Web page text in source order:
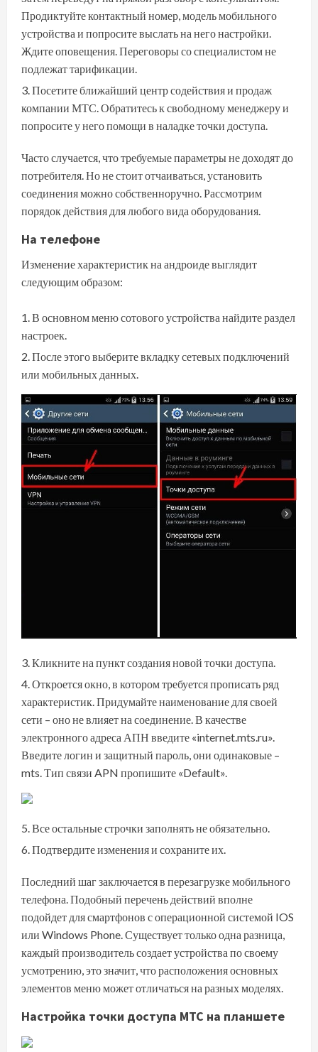
Продиктуйте контактный номер, модель мобильного
устройства и попросите выслать на него настройки.
Ждите оповещения. Переговоры со специалистом не
подлежат тарификации.
Посетите ближайший центр содействия и продаж
компании МТС. Обратитесь к свободному менеджеру и
попросите у него помощи в наладке точки доступа.
Часто случается, что требуемые параметры не доходят до
потребителя. Но не стоит отчаиваться, установить
соединения можно собственноручно. Рассмотрим
порядок действия для любого вида оборудования.
На телефоне
Изменение характеристик на андроиде выглядит
следующим образом:
В основном меню сотового устройства найдите раздел
настроек.
После этого выберите вкладку сетевых подключений
или мобильных данных.
Кликните на пункт создания новой точки доступа.
Откроется окно, в котором требуется прописать ряд
характеристик. Придумайте наименование для своей
сети – оно не влияет на соединение. В качестве
электронного адреса АПН введите «internet.mts.ru».
Введите логин и защитный пароль, они одинаковые –
mts. Тип связи APN пропишите «Default».
Все остальные строчки заполнять не обязательно.
Подтвердите изменения и сохраните их.
Последний шаг заключается в перезагрузке мобильного
телефона. Подобный перечень действий вполне
подойдет для смартфонов с операционной системой IOS
или Windows Phone. Существует только одна разница,
каждый производитель создает устройства по своему
усмотрению, это значит, что расположения основных
элементов меню может отличаться на разных моделях.
Настройка точки доступа МТС на планшете